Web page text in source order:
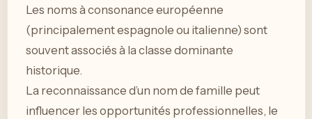
Les noms à consonance européenne
(principalement espagnole ou italienne) sont
souvent associés à la classe dominante
historique.
La reconnaissance d’un nom de famille peut
influencer les opportunités professionnelles, le